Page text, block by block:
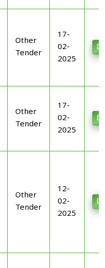
Other
Tender
17-
02-
2025
Other
Tender
17-
02-
2025
Other
Tender
12-
02-
2025